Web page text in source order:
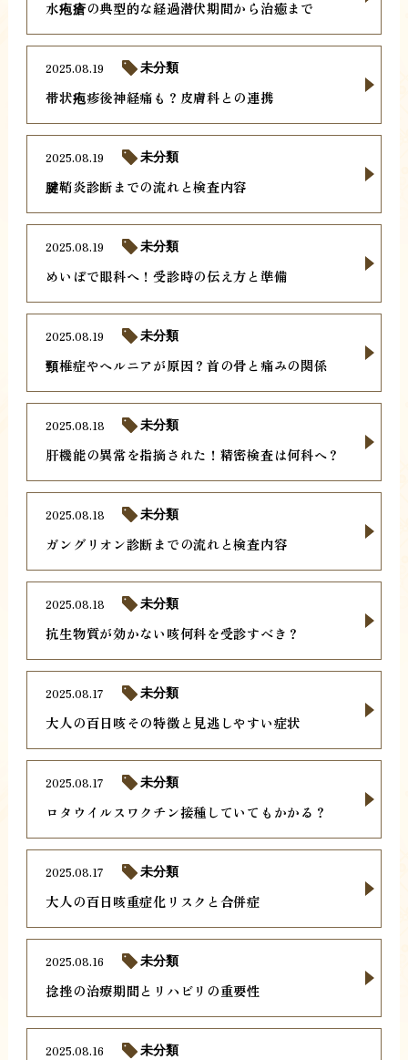
水疱瘡の典型的な経過潜伏期間から治癒まで
帯状疱疹後神経痛も？皮膚科との連携
2025.08.19 未分類
腱鞘炎診断までの流れと検査内容
2025.08.19 未分類
めいぼで眼科へ！受診時の伝え方と準備
2025.08.19 未分類
頸椎症やヘルニアが原因？首の骨と痛みの関係
2025.08.19 未分類
肝機能の異常を指摘された！精密検査は何科へ？
2025.08.18 未分類
ガングリオン診断までの流れと検査内容
2025.08.18 未分類
抗生物質が効かない咳何科を受診すべき？
2025.08.18 未分類
大人の百日咳その特徴と見逃しやすい症状
2025.08.17 未分類
ロタウイルスワクチン接種していてもかかる？
2025.08.17 未分類
大人の百日咳重症化リスクと合併症
2025.08.17 未分類
捻挫の治療期間とリハビリの重要性
2025.08.16 未分類
2025.08.16 未分類